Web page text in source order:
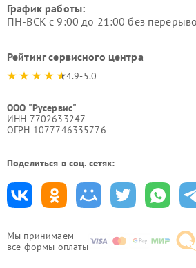
Мы принимаем
все формы оплаты
График работы:
ПН-ВСК с 9:00 до 21:00 без
Рейтинг сервисного центра
4.9-5.0
ООО "Русервис"
ИНН 7702633247
ОГРН 1077746335776
Поделиться в соц. сетях: